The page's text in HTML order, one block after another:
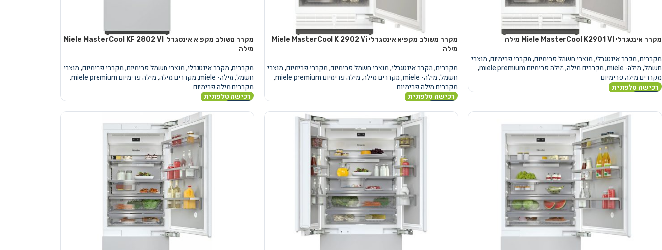
מקרר אינטגרלי Miele MasterCool K2901 VI מילה
מקררים,מקרר אינטגרלי,מוצרי חשמל פרימיום,מקררי פרימיום,מוצרי
חשמל,מילה- miele ,מקררים מילה,מילה פרימיום miele premium
,
מקררים מילה פרימיום
רכישה טלפונית
מקרר משולב מקפיא אינטגרלי Miele MasterCool K 2902 Vi
מילה
מקררים,מקרר אינטגרלי,מוצרי חשמל פרימיום,מקררי פרימיום,מוצרי
חשמל,מילה- miele ,מקררים מילה,מילה פרימיום miele premium
,
מקררים מילה פרימיום
רכישה טלפונית
מקרר משולב מקפיא אינטגרלי Miele MasterCool KF 2802 VI
מילה
מקררים,מקרר אינטגרלי,מוצרי חשמל פרימיום,מקררי פרימיום,מוצרי
חשמל,מילה- miele ,מקררים מילה,מילה פרימיום miele premium
,
מקררים מילה פרימיום
רכישה טלפונית